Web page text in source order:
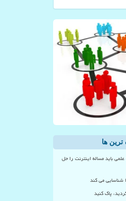
ترین ها
باید مساله اینترنت را حل
شناسایی می کند
پاک کنید